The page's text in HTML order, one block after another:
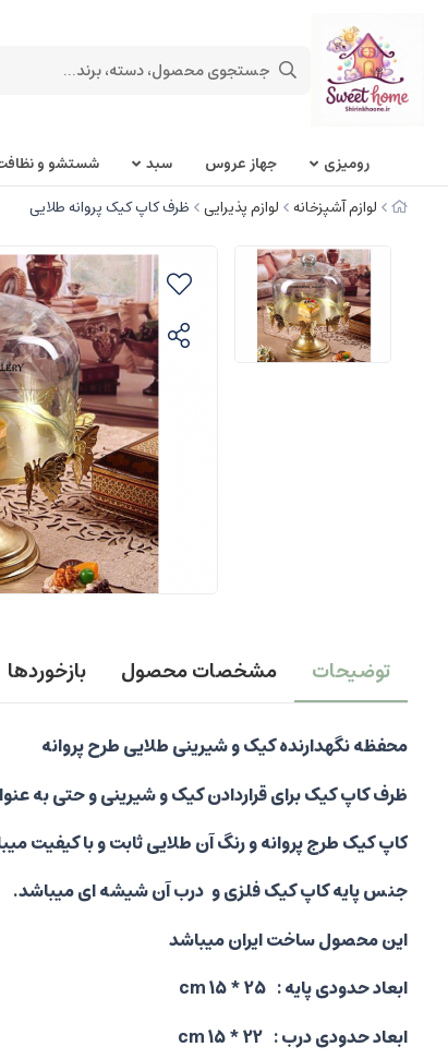
روميزی جهاز عروس سبد شستشو و
لوازم آشپزخانه
لوازم پذیرایی ظرف کاپ کیک پروانه طلایی
توضیحات مشخصات محصول بازخوردها
محفظه نگهدارنده کیک و شیرینی طلایی طرح پروانه
ظرف کاپ کیک برای قراردادن کیک و شیرینی و حتی به
کاپ کیک طرج پروانه و رنگ آن طلایی ثابت و با کیفیت
جنس پایه کاپ کیک فلزی و درب آن شیشه ای میباشد.
این محصول ساخت ایران میباشد
ابعاد حدودی پایه : 25 * 15 cm
ابعاد حدودی درب : 22 * 15 cm